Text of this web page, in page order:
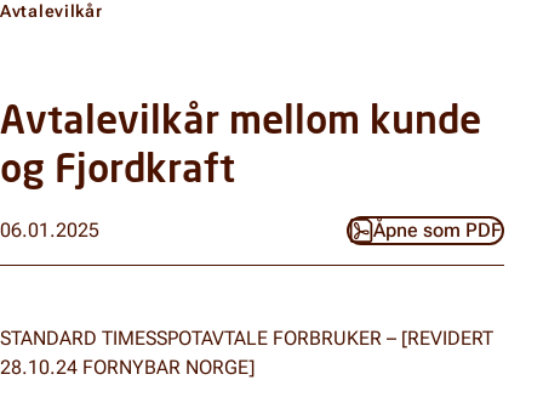
Avtalevilkår
Avtalevilkår mellom kunde
og Fjordkraft
06.01.2025 Åpne som PDF
STANDARD TIMESSPOTAVTALE FORBRUKER – [REVIDERT
28.10.24 FORNYBAR NORGE]